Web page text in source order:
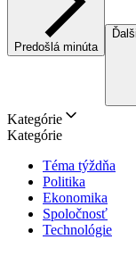
Predošlá minúta
Kategórie
Kategórie
Téma týždňa
Politika
Ekonomika
Spoločnosť
Technológie